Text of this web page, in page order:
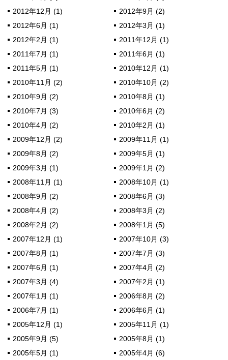
2012年12月 (1)
2012年9月 (2)
2012年6月 (1)
2012年3月 (1)
2012年2月 (1)
2011年12月 (1)
2011年7月 (1)
2011年6月 (1)
2011年5月 (1)
2010年12月 (1)
2010年11月 (2)
2010年10月 (2)
2010年9月 (2)
2010年8月 (1)
2010年7月 (3)
2010年6月 (2)
2010年4月 (2)
2010年2月 (1)
2009年12月 (2)
2009年11月 (1)
2009年8月 (2)
2009年5月 (1)
2009年3月 (1)
2009年1月 (2)
2008年11月 (1)
2008年10月 (1)
2008年9月 (2)
2008年6月 (3)
2008年4月 (2)
2008年3月 (2)
2008年2月 (2)
2008年1月 (5)
2007年12月 (1)
2007年10月 (3)
2007年8月 (1)
2007年7月 (3)
2007年6月 (1)
2007年4月 (2)
2007年3月 (4)
2007年2月 (1)
2007年1月 (1)
2006年8月 (2)
2006年7月 (1)
2006年6月 (1)
2005年12月 (1)
2005年11月 (1)
2005年9月 (5)
2005年8月 (1)
2005年5月 (1)
2005年4月 (6)